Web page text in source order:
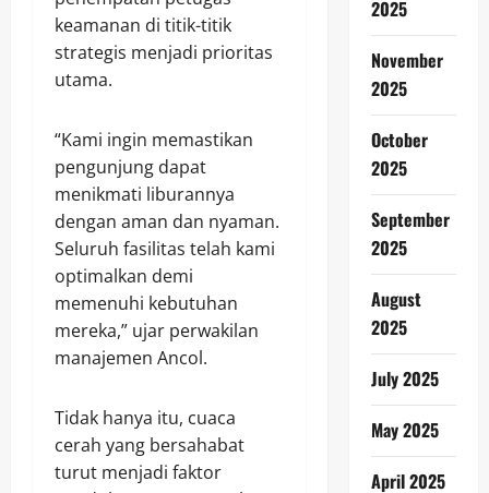
keamanan di titik-titik
strategis menjadi prioritas
utama.
“Kami ingin memastikan
pengunjung dapat
menikmati liburannya
dengan aman dan nyaman.
Seluruh fasilitas telah kami
optimalkan demi
memenuhi kebutuhan
mereka,” ujar perwakilan
manajemen Ancol.
Tidak hanya itu, cuaca
cerah yang bersahabat
turut menjadi faktor
2025
November
2025
October
2025
September
2025
August
2025
July 2025
May 2025
April 2025